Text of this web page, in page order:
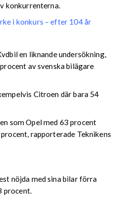
konkurrenterna.
i konkurs – efter 104 år
en liknande undersökning,
av svenska bilägare
Citroen där bara 54
som Opel med 63 procent
rapporterade Teknikens
nöjda med sina bilar förra
procent.